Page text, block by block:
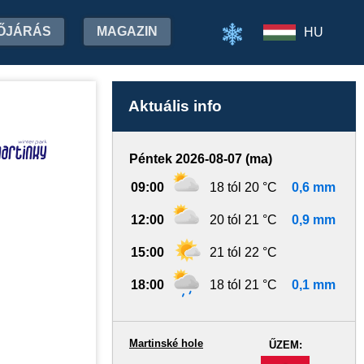
MAGAZIN HU
Aktuális info
Péntek 2026-08-07 (ma)
09:00 18 tól 20 °C 0,6 mm
12:00 20 tól 21 °C 0,9 mm
15:00 21 tól 22 °C
18:00 18 tól 21 °C 0,1 mm
ŰZEM:
Martinské hole